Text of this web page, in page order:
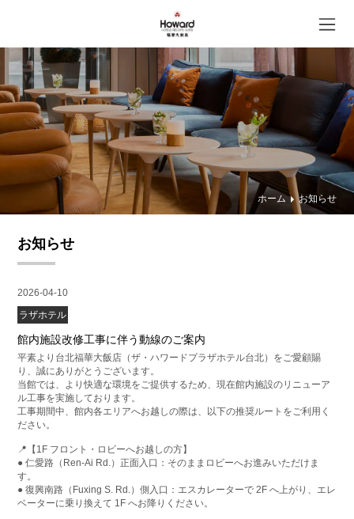
ホーム お知らせ
お知らせ
2026-04-10
ラザホテル
館内施設改修工事に伴う動線のご案内
平素より台北福華大飯店（ザ・ハワードプラザホテル台北）をご愛顧賜
り、誠にありがとうございます。
当館では、より快適な環境をご提供するため、現在館内施設のリニューア
ル工事を実施しております。
工事期間中、館内各エリアへお越しの際は、以下の推奨ルートをご利用く
ださい。
📍【1F フロント・ロビーへお越しの方】
● 仁愛路（Ren-Ai Rd.）正面入口：そのままロビーへお進みいただけま
す。
● 復興南路（Fuxing S. Rd.）側入口：エスカレーターで 2F へ上がり、エレ
ベーターに乗り換えて 1F へお降りください。